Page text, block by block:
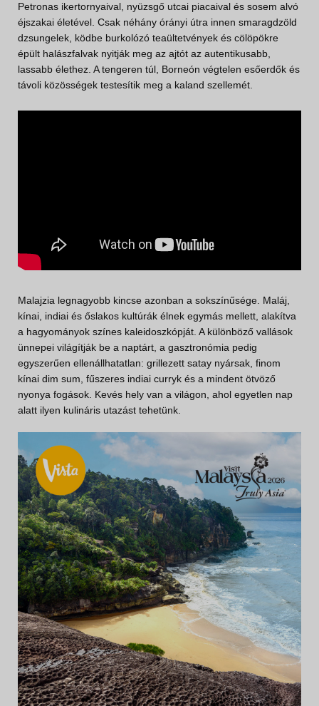
Petronas ikertornyaival, nyüzsgő utcai piacaival és sosem alvó
éjszakai életével. Csak néhány órányi útra innen smaragdzöld
dzsungelek, ködbe burkolózó teaültetvények és cölöpökre
épült halászfalvak nyitják meg az ajtót az autentikusabb,
lassabb élethez. A tengeren túl, Borneón végtelen esőerdők és
távoli közösségek testesítik meg a kaland szellemét.
Malajzia legnagyobb kincse azonban a sokszínűsége. Maláj,
kínai, indiai és őslakos kultúrák élnek egymás mellett, alakítva
a hagyományok színes kaleidoszkópját. A különböző vallások
ünnepei világítják be a naptárt, a gasztronómia pedig
egyszerűen ellenállhatatlan: grillezett satay nyársak, finom
kínai dim sum, fűszeres indiai curryk és a mindent ötvöző
nyonya fogások. Kevés hely van a világon, ahol egyetlen nap
alatt ilyen kulináris utazást tehetünk.